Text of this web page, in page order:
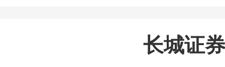
长城证